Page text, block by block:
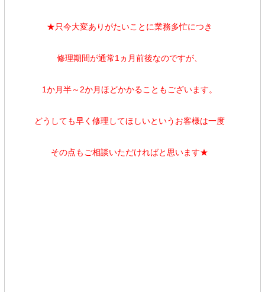
★只今大変ありがたいことに業務多忙につき
修理期間が通常1ヵ月前後なのですが、
1か月半～2か月ほどかかることもございます。
どうしても早く修理してほしいというお客様は一度
その点もご相談いただければと思います★